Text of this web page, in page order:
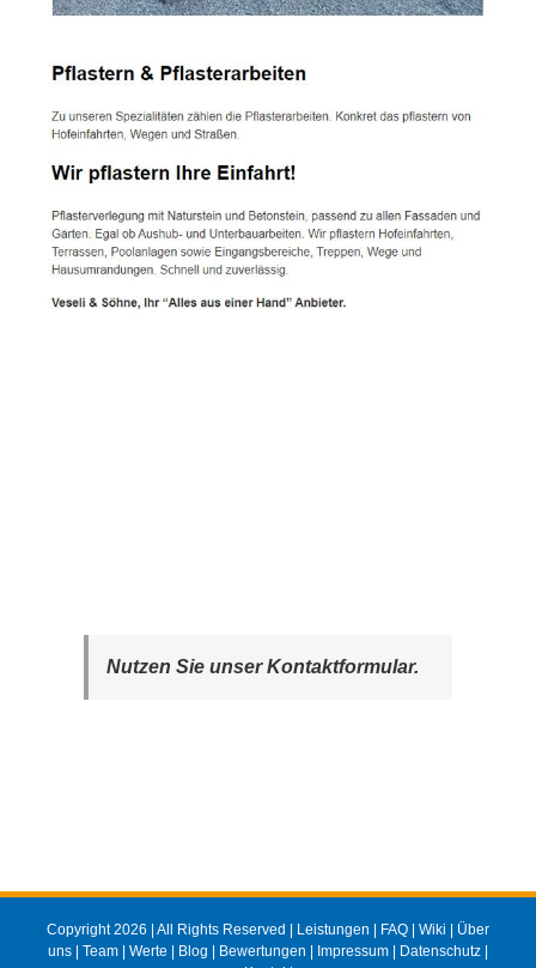
Nutzen Sie unser Kontaktformular.
Copyright 2026 | All Rights Reserved | Leistungen | FAQ | Wiki | Über
uns | Team | Werte | Blog | Bewertungen | Impressum | Datenschutz |